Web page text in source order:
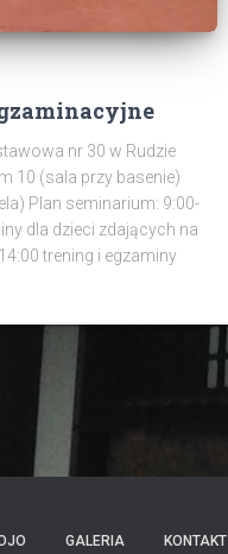
nr 30 w Rudzie
10 (sala przy basenie)
Plan seminarium: 9:00-
dla dzieci zdających na
trening i egzaminy
GALERIA KONTAKT